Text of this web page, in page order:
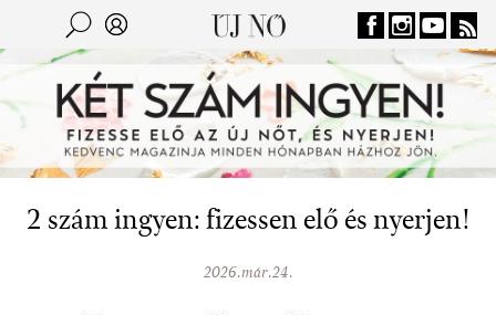
Jump to navigation
2 szám ingyen: fizessen elő és nyerjen!
2026.már.24.